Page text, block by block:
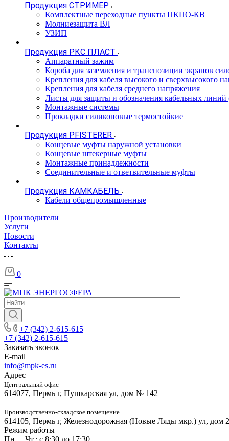
Продукция СТРИМЕР
Комплектные переходные пункты ПКПО-КВ
Молниезащита ВЛ
УЗИП
Продукция РКС ПЛАСТ
Аппаратный зажим
Короба для заземления и транспозиции экранов
Крепления для кабеля высокого и сверхвысокого
Крепления для кабеля среднего напряжения
Листы для защиты и обозначения кабельных
Монтажные системы
Прокладки силиконовые термостойкие
Продукция PFISTERER
Концевые муфты наружной установки
Концевые штекерные муфты
Монтажные принадлежности
Соединительные и ответвительные муфты
Продукция КАМКАБЕЛЬ
Кабели общепромышленные
Производители
Услуги
Новости
Контакты
0
+7 (342) 2-615-615
+7 (342) 2-615-615
Заказать звонок
E-mail
info@mpk-es.ru
Адрес
Центральный офис
614077, Пермь г, Пушкарская ул, дом № 142
Производственно-складское помещение
614105, Пермь г, Железнодорожная (Новые Ляды мкр.) ул, дом
Режим работы
Пн. – Чт.: с 8:30 до 17:30